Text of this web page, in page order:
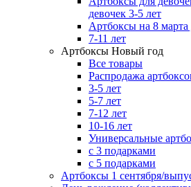
девочек 3-5 лет
Артбоксы на 8 марта
7-11 лет
Артбоксы Новый год
Все товары
Распродажа
3-5 лет
5-7 лет
7-12 лет
10-16 лет
Универсальные
с 3 подарками
с 5 подарками
Артбоксы 1 сентября/